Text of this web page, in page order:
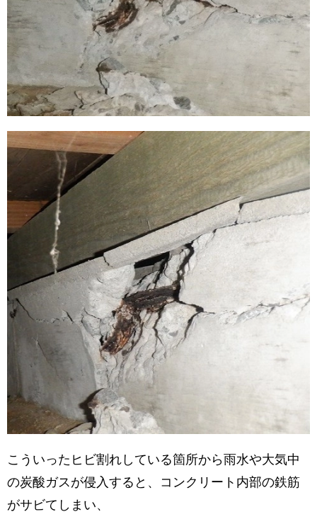
こういったヒビ割れしている箇所から雨水や大気中
の炭酸ガスが侵入すると、コンクリート内部の鉄筋
がサビてしまい、